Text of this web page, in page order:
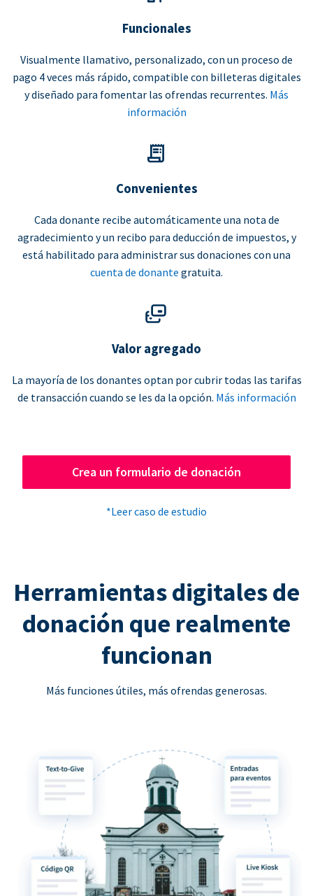
Funcionales
Visualmente llamativo, personalizado, con un proceso de
pago 4 veces más rápido, compatible con billeteras digitales
y diseñado para fomentar las ofrendas recurrentes. Más
información
Convenientes
Cada donante recibe automáticamente una nota de
agradecimiento y un recibo para deducción de impuestos, y
está habilitado para administrar sus donaciones con una
cuenta de donante gratuita.
Valor agregado
La mayoría de los donantes optan por cubrir todas las tarifas
de transacción cuando se les da la opción. Más información
Crea un formulario de donación
*Leer caso de estudio
Herramientas digitales de
donación que realmente
funcionan
Más funciones útiles, más ofrendas generosas.